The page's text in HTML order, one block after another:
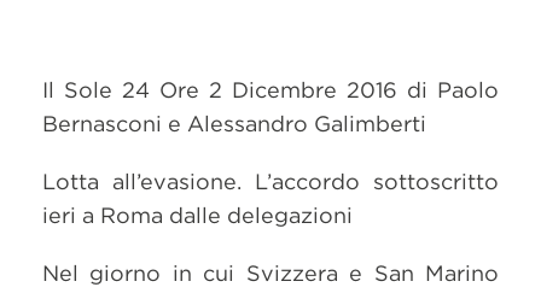
Il Sole 24 Ore 2 Dicembre 2016 di Paolo
Bernasconi e Alessandro Galimberti
Lotta all’evasione. L’accordo sottoscritto
ieri a Roma dalle delegazioni
Nel giorno in cui Svizzera e San Marino